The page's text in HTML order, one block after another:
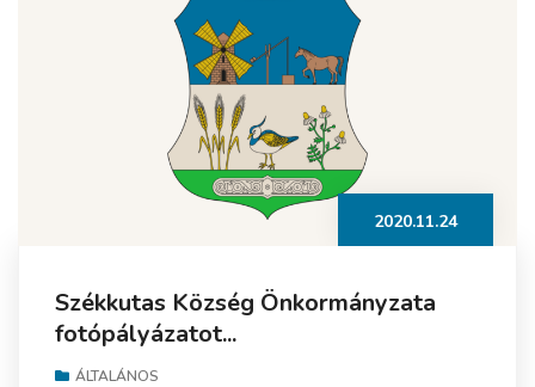
2020.11.24
Székkutas Község Önkormányzata
fotópályázatot...
ÁLTALÁNOS